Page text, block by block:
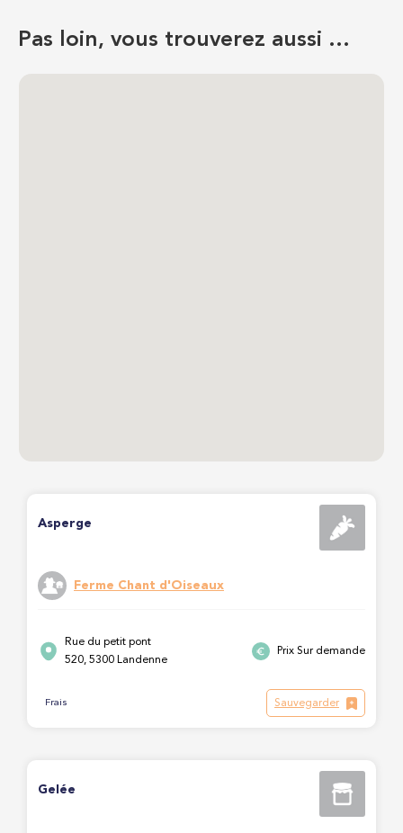
Pas loin, vous trouverez aussi …
Asperge
Ferme Chant d'Oiseaux
Rue du petit pont
520, 5300 Landenne
Prix Sur demande
Frais Sauvegarder
Gelée